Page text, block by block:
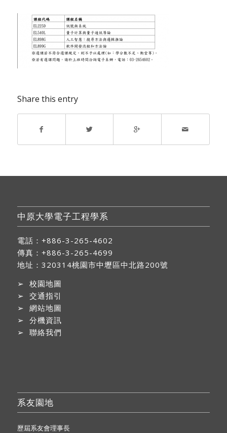
Share this entry
中原大學電子工程學系
電話：+886-3-265-4602
傳真：+886-3-265-4699
地址： 320314桃園市中壢區中北路200號
➢ 校園地圖
➢ 交通指引
➢ 網站地圖
➢ 分機資訊
➢ 聯絡我們
系友園地
歷屆系友會理事長